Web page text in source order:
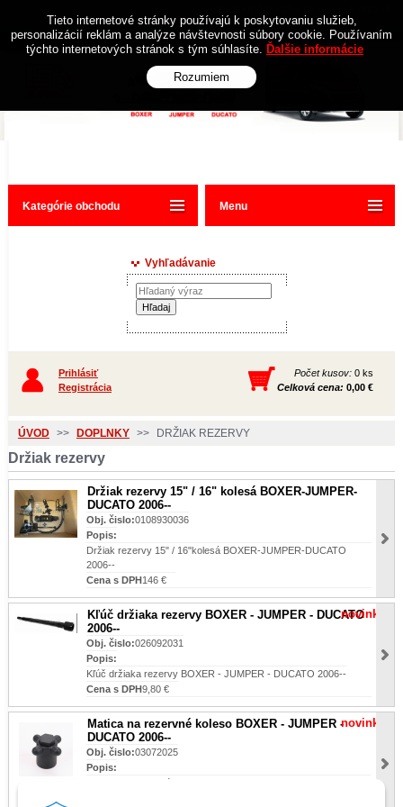
Kategórie obchodu
Vyhľadávanie
Prihlásiť
Registrácia
Počet kusov: 0 ks
Celková cena: 0,00 €
ÚVOD >> DOPLNKY >> DRŽIAK REZERVY
Držiak rezervy
Držiak rezervy 15" / 16" kolesá BOXER-JUMPER-
DUCATO 2006--
Obj. čislo:0108930036
Popis:
Držiak rezervy 15" / 16"kolesá BOXER-JUMPER-DUCATO
2006--
Cena s DPH146 €
Kľúč držiaka rezervy BOXER - JUMPER - DUCATO
2006--
novinka
Obj. čislo:026092031
Popis:
Kľúč držiaka rezervy BOXER - JUMPER - DUCATO 2006--
Cena s DPH9,80 €
Matica na rezervné koleso BOXER - JUMPER -
DUCATO 2006--
novinka
Obj. čislo:03072025
Popis:
Matica na rezervné koleso BOXER - JUMPER - DUCATO 2006--
Menu
Tieto internetové stránky používajú k poskytovaniu služieb,
personalizácií reklám a analýze návštevnosti súbory cookie. Používaním
týchto internetových stránok s tým súhlasíte. Ďalšie informácie
Rozumiem